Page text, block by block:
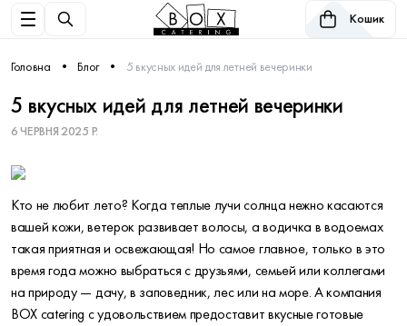
Кошик
Головна Блог 5 вкусных идей для летней вечеринки
5 вкусных идей для летней вечеринки
6 ЧЕРВНЯ 2025 Р.
Кто не любит лето? Когда теплые лучи солнца нежно касаются
вашей кожи, ветерок развивает волосы, а водичка в водоемах
такая приятная и освежающая! Но самое главное, только в это
время года можно выбраться с друзьями, семьей или коллегами
на природу — дачу, в заповедник, лес или на море. А компания
BOX catering с удовольствием предоставит вкусные готовые